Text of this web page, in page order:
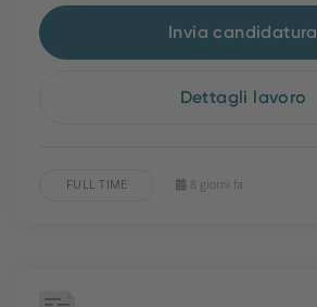
Invia candidatura
Dettagli lavoro
FULL TIME 8 giorni fa